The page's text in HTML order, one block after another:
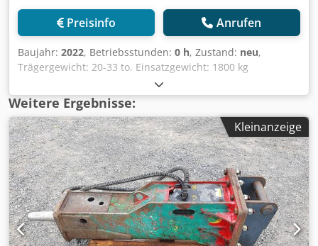
Preisinfo Anrufen
Baujahr: 2022, Betriebsstunden: 0 h, Zustand: neu,
Trägergewicht: 20-33 to. Einsatzgewicht: 1800 kg
Cjdpoiwxnvefx Aqwjrf Ölflussmenge: 130-180 l/min
Öldruck: 150-170 bar Meisseldurchmesser: 140 mm
Schlagfequenz Auto Start / Auto Stop Modus: 400- 800 bpr
/ 380-560 bpm Schallleistungspegel: 120 db(A)
Weitere Ergebnisse:
Kleinanzeige